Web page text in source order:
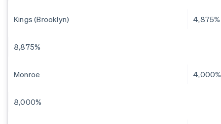
Kings (Brooklyn) 4,875%
8,875%
Monroe 4,000%
8,000%